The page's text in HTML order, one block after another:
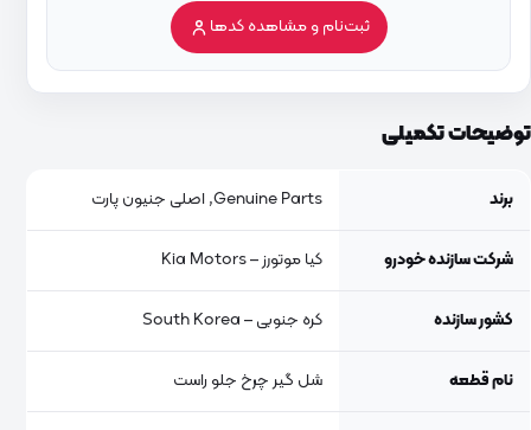
ثبت‌نام و مشاهده کدها
توضیحات تکمیلی
برند Genuine Parts, اصلی جنیون پارت
شرکت سازنده خودرو کیا موتورز – Kia Motors
کشور سازنده کره جنوبی – South Korea
نام قطعه شل گیر چرخ جلو راست